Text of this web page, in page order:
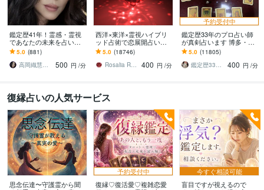
鑑定歴41年！霊感・霊視
であなたの未来を占いま
す 鑑定者11万人！恋愛、
仕事、人間関係などハッ
キリ視ます
5.0 (881)
高岡織慧 おりえ✨
500 円 /分
西洋×東洋×霊視ハイブリ
ッド占術で恋展開占いま
す 恋の現状・進展❤️お相
手の本心に迫ります
5.0 (18746)
Rosalia Rubino
400 円 /分
予約受付中
鑑定歴33年のプロ占い師
が真剣占います 博多・廓
屋の純血統占い祈願師
雷鳥
5.0 (11805)
鑑定歴33年のプロ占い師 雷鳥
400 円 /分
復縁占いの人気サービス
思念伝達〜守護霊から聞
予約受付中
復縁♡復活愛♡複雑恋愛
今すぐ相談可能
盲目ですが視えるので